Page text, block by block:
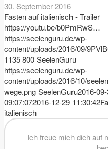
30. September 2016
Fasten auf italienisch - Trailer
https://youtu.be/b0PmRwS…
https://seelenguru.de/wp-
content/uploads/2016/09/
1135800SeelenGuru
https://seelenguru.de/wp-
content/uploads/2016/10/
wege.pngSeelenGuru2016-
09:07:072016-12-29 11:30:42
italienisch
Ich freue mich dich auf